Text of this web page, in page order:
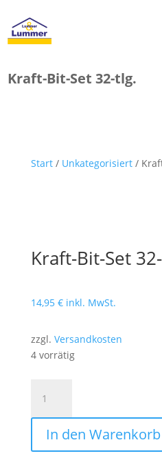
Kraft-Bit-Set 32-tlg.
Start/ Unkategorisiert/
Kraft-Bit-Set
14,95 € inkl. MwSt.
zzgl. Versandkosten
4 vorrätig
Bit-
Set
tlg.
In den Warenkorb